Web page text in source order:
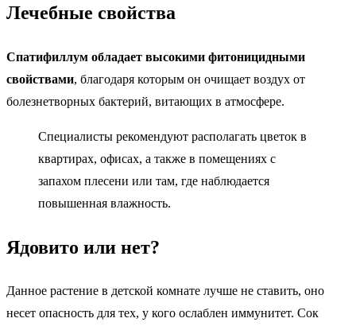
Лечебные свойства
Спатифиллум обладает высокими фитоницидными
свойствами, благодаря которым он очищает воздух от
болезнетворных бактерий, витающих в атмосфере.
Специалисты рекомендуют располагать цветок в
квартирах, офисах, а также в помещениях с
запахом плесени или там, где наблюдается
повышенная влажность.
Ядовито или нет?
Данное растение в детской комнате лучше не ставить, оно
несет опасность для тех, у кого ослаблен иммунитет. Сок